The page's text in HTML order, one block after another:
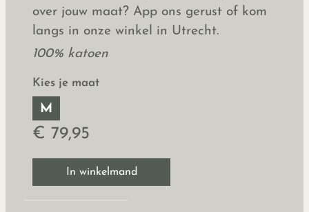
over jouw maat? App ons gerust of kom
langs in onze winkel in Utrecht.
100% katoen
Kies je maat
M
€ 79,95
In winkelmand